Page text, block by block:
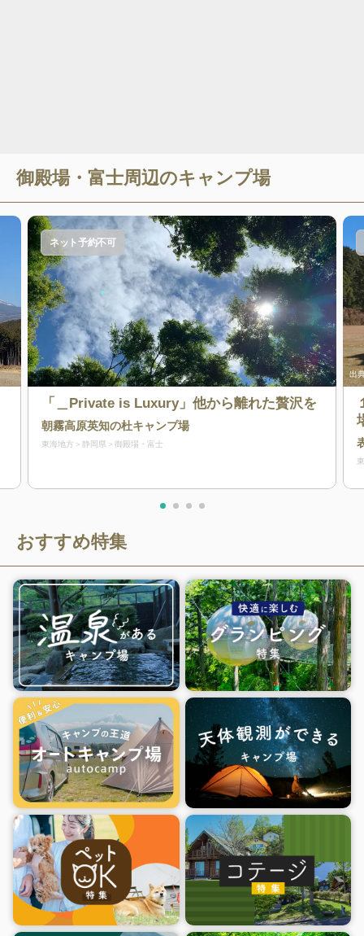
御殿場・富士周辺のキャンプ場
ネット予約不可
「＿Private is Luxury」他から離れた贅沢を
朝霧高原英知の杜キャンプ場
東海地方 静岡県 御殿場・富士
出
おすすめ特集